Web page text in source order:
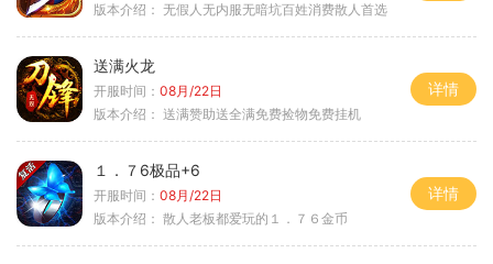
版本介绍： 无假人无内服无暗坑百姓消费散人首选
送满火龙
开服时间： 08月/22日
版本介绍： 送满赞助送全满免费捡物免费挂机
详情
１．７6极品+6
开服时间： 08月/22日
版本介绍： 散人老板都爱玩的１．７６金币
详情